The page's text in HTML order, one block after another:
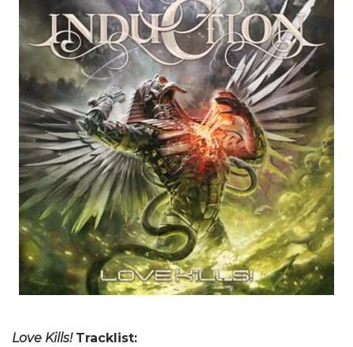
Love Kills! Tracklist: